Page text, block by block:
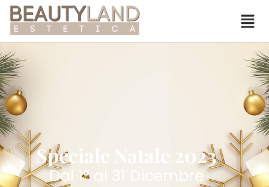
Speciale Natale 2023
Dal 1° al 31 Dicembre